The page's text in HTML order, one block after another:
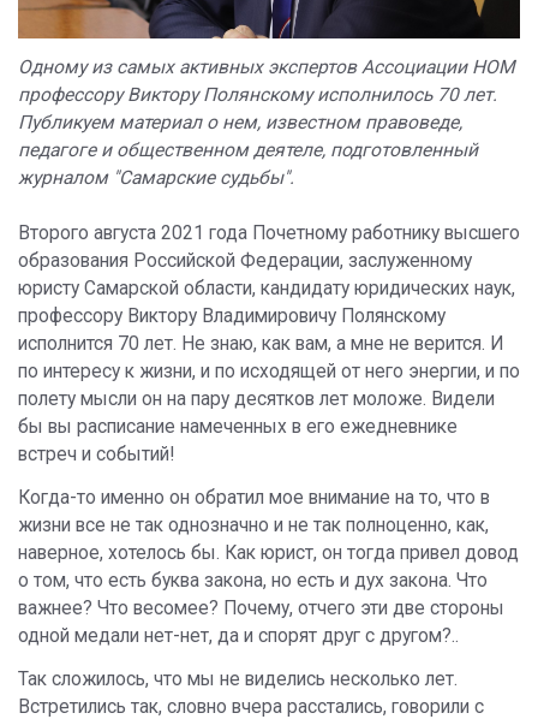
Одному из самых активных экспертов Ассоциации НОМ
профессору Виктору Полянскому исполнилось 70 лет.
Публикуем материал о нем, известном правоведе,
педагоге и общественном деятеле, подготовленный
журналом "Самарские судьбы".
Второго августа 2021 года Почетному работнику высшего
образования Российской Федерации, заслуженному
юристу Самарской области, кандидату юридических наук,
профессору Виктору Владимировичу Полянскому
исполнится 70 лет. Не знаю, как вам, а мне не верится. И
по интересу к жизни, и по исходящей от него энергии, и по
полету мысли он на пару десятков лет моложе. Видели
бы вы расписание намеченных в его ежедневнике
встреч и событий!
Когда-то именно он обратил мое внимание на то, что в
жизни все не так однозначно и не так полноценно, как,
наверное, хотелось бы. Как юрист, он тогда привел довод
о том, что есть буква закона, но есть и дух закона. Что
важнее? Что весомее? Почему, отчего эти две стороны
одной медали нет-нет, да и спорят друг с другом?..
Так сложилось, что мы не виделись несколько лет.
Встретились так, словно вчера расстались, говорили с